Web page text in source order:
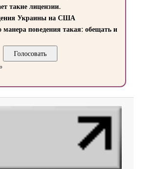
такие лицензии.
Украины на США
манера поведения такая: обещать и